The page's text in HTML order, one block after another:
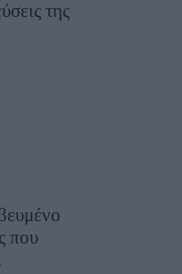
της
που